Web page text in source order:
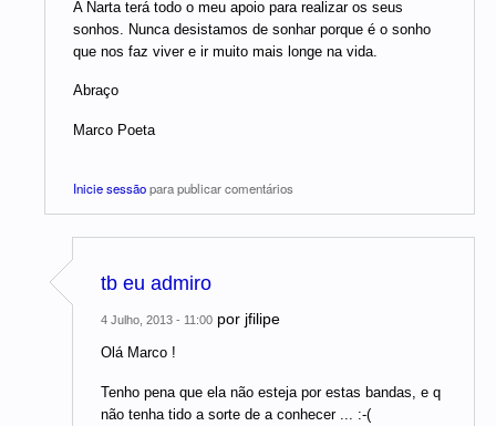
A Narta terá todo o meu apoio para realizar os seus
sonhos. Nunca desistamos de sonhar porque é o sonho
que nos faz viver e ir muito mais longe na vida.
Abraço
Marco Poeta
Inicie sessãopara publicar comentários
tb eu admiro
4 Julho, 2013 - 11:00 por jfilipe
Olá Marco !
Tenho pena que ela não esteja por estas bandas, e q
não tenha tido a sorte de a conhecer ... :-(